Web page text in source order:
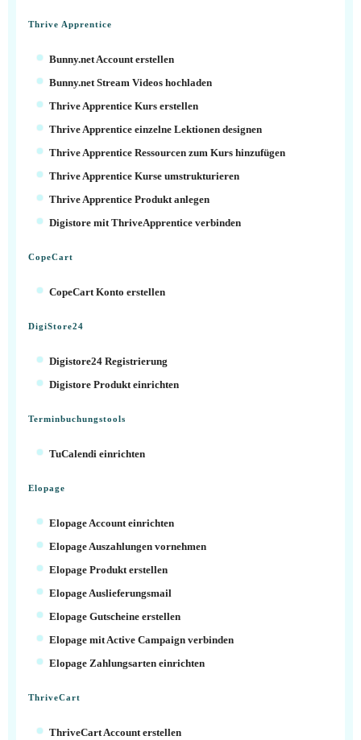
Thrive Apprentice
Bunny.net Account erstellen
Bunny.net Stream Videos hochladen
Thrive Apprentice Kurs erstellen
Thrive Apprentice einzelne Lektionen designen
Thrive Apprentice Ressourcen zum Kurs hinzufügen
Thrive Apprentice Kurse umstrukturieren
Thrive Apprentice Produkt anlegen
Digistore mit ThriveApprentice verbinden
CopeCart
CopeCart Konto erstellen
DigiStore24
Digistore24 Registrierung
Digistore Produkt einrichten
Terminbuchungstools
TuCalendi einrichten
Elopage
Elopage Account einrichten
Elopage Auszahlungen vornehmen
Elopage Produkt erstellen
Elopage Auslieferungsmail
Elopage Gutscheine erstellen
Elopage mit Active Campaign verbinden
Elopage Zahlungsarten einrichten
ThriveCart
ThriveCart Account erstellen